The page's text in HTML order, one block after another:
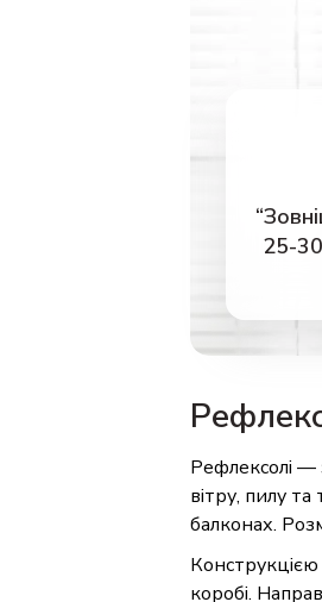
25-
Рефлексолі —
вітру, пилу
балконах.
коробі.